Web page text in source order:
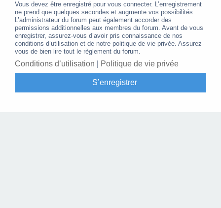
Vous devez être enregistré pour vous connecter. L’enregistrement
ne prend que quelques secondes et augmente vos possibilités.
L’administrateur du forum peut également accorder des
permissions additionnelles aux membres du forum. Avant de vous
enregistrer, assurez-vous d’avoir pris connaissance de nos
conditions d’utilisation et de notre politique de vie privée. Assurez-
vous de bien lire tout le règlement du forum.
Conditions d’utilisation Politique de vie privée
S’enregistrer